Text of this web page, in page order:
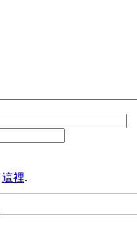
這裡.